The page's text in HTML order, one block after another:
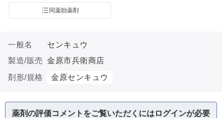
同薬効薬剤
一般名
センキュウ
製造/販売 金原市兵衛商店
剤形/規格
金原センキュウ
薬剤の評価コメントをご覧いただくにはログインが必要